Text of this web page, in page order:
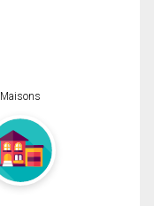
Maisons